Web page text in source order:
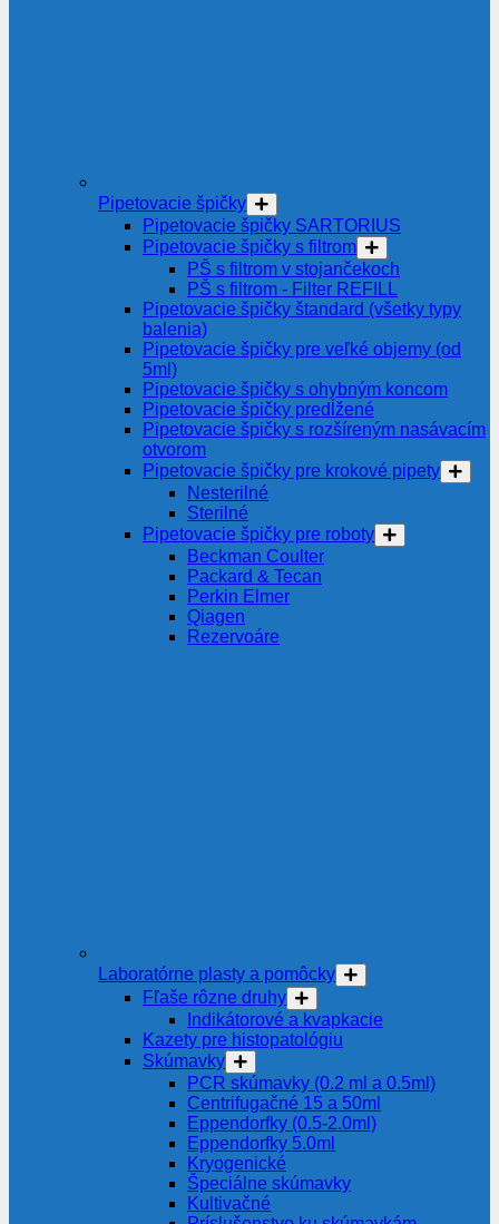
Pipetovacie špičky
Pipetovacie špičky SARTORIUS
Pipetovacie špičky s filtrom
PŠ s filtrom v stojančekoch
PŠ s filtrom - Filter REFILL
Pipetovacie špičky štandard (všetky typy
balenia)
Pipetovacie špičky pre veľké objemy (od
5ml)
Pipetovacie špičky s ohybným koncom
Pipetovacie špičky predĺžené
Pipetovacie špičky s rozšíreným nasávacím
otvorom
Pipetovacie špičky pre krokové pipety
Nesterilné
Sterilné
Pipetovacie špičky pre roboty
Beckman Coulter
Packard & Tecan
Perkin Elmer
Qiagen
Rezervoáre
Laboratórne plasty a pomôcky
Fľaše rôzne druhy
Indikátorové a kvapkacie
Kazety pre histopatológiu
Skúmavky
PCR skúmavky (0.2 ml a 0.5ml)
Centrifugačné 15 a 50ml
Eppendorfky (0.5-2.0ml)
Eppendorfky 5.0ml
Kryogenické
Špeciálne skúmavky
Kultivačné